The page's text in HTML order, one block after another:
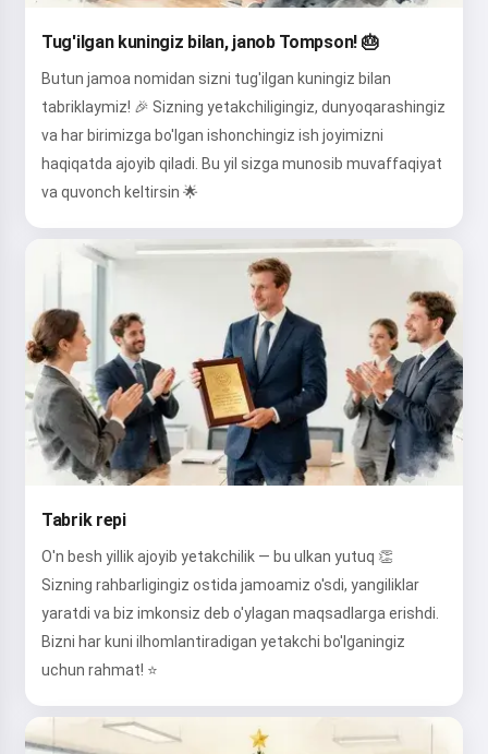
Tug'ilgan kuningiz bilan, janob Tompson! 🎂
Butun jamoa nomidan sizni tug'ilgan kuningiz bilan
tabriklaymiz! 🎉 Sizning yetakchiligingiz, dunyoqarashingiz
va har birimizga bo'lgan ishonchingiz ish joyimizni
haqiqatda ajoyib qiladi. Bu yil sizga munosib muvaffaqiyat
va quvonch keltirsin 🌟
Tabrik repi
O'n besh yillik ajoyib yetakchilik — bu ulkan yutuq 👏
Sizning rahbarligingiz ostida jamoamiz o'sdi, yangiliklar
yaratdi va biz imkonsiz deb o'ylagan maqsadlarga erishdi.
Bizni har kuni ilhomlantiradigan yetakchi bo'lganingiz
uchun rahmat! ⭐